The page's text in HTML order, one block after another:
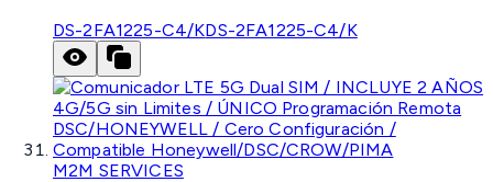
DS-2FA1225-C4/KDS-2FA1225-C4/K
M2M SERVICES